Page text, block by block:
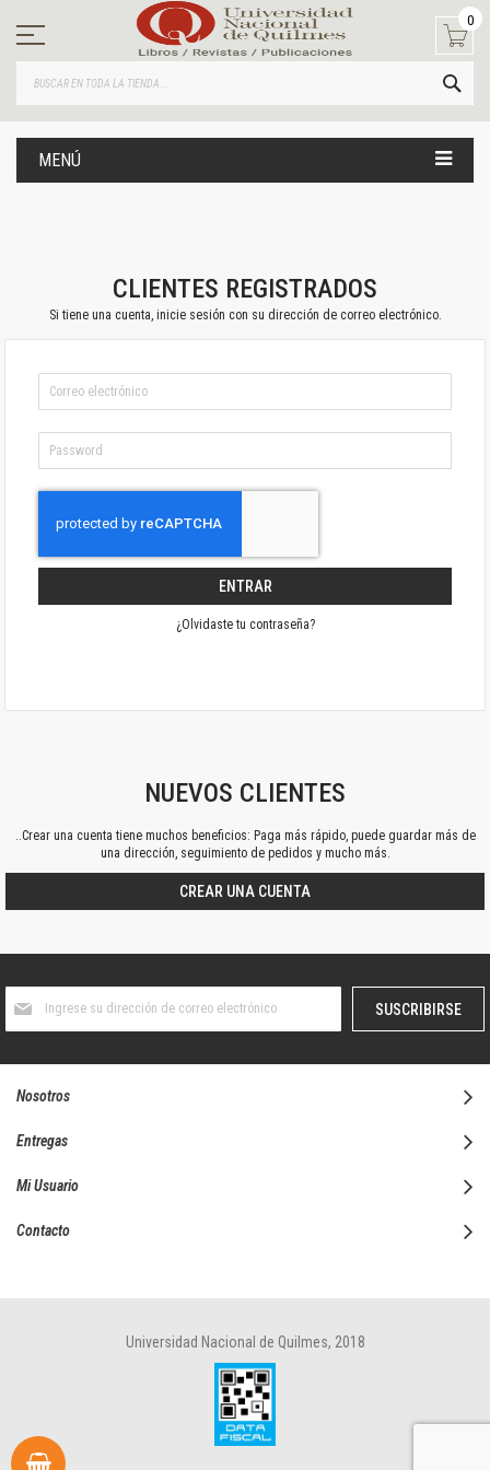
contenido
0
MENÚ
CLIENTES REGISTRADOS
Si tiene una cuenta, inicie sesión con su dirección de correo electrónico.
ENTRAR
¿Olvidaste tu contraseña?
NUEVOS CLIENTES
..Crear una cuenta tiene muchos beneficios: Paga más rápido, puede guardar más de
una dirección, seguimiento de pedidos y mucho más.
CREAR UNA CUENTA
boletín
SUSCRIBIRSE
Nosotros
Entregas
Mi Usuario
Contacto
Universidad Nacional de Quilmes, 2018